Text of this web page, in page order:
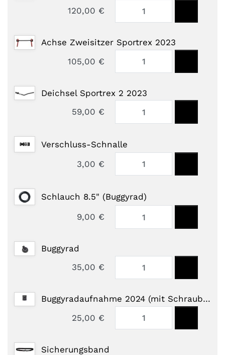
120,00 €
Achse Zweisitzer Sportrex 2023
105,00 €
Deichsel Sportrex 2 2023
59,00 €
Verschluss-Schnalle
3,00 €
Schlauch 8.5" (Buggyrad)
9,00 €
Buggyrad
35,00 €
Buggyradaufnahme 2024 (mit Schraubeinsätzen)
25,00 €
Sicherungsband